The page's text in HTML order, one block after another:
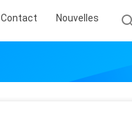
Contact Nouvelles